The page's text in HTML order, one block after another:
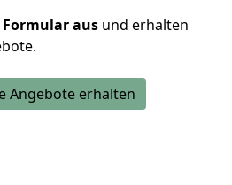
Formular aus und erhalten
Angebote erhalten